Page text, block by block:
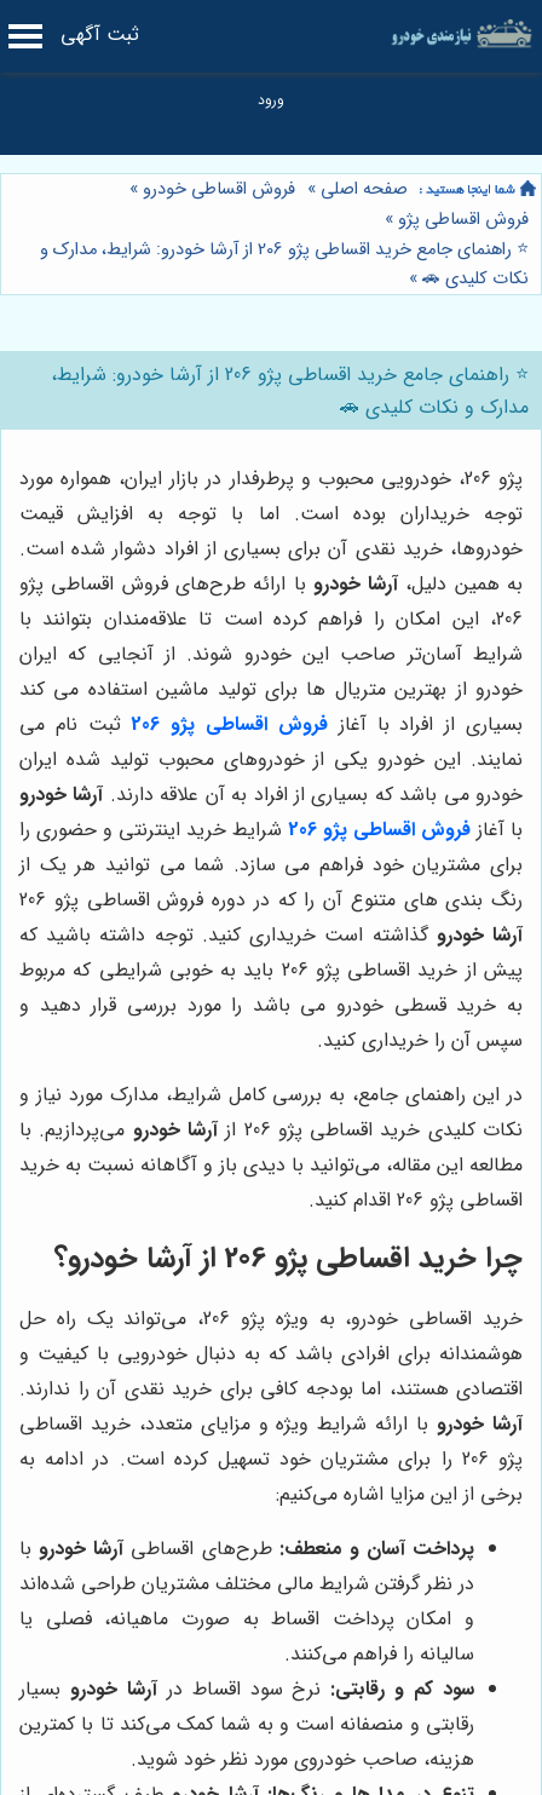
ثبت آگهی
صفحه اصلی » فروش اقساطی خودرو »
فروش اقساطی پژو »
⭐️ راهنمای جامع خرید اقساطی پژو 206 از آرشا خودرو: شرایط، مدارک و
نکات کلیدی 🚗»
⭐️ راهنمای جامع خرید اقساطی پژو 206 از آرشا خودرو: شرایط،
مدارک و نکات کلیدی 🚗
پژو 206، خودرویی محبوب و پرطرفدار در بازار ایران، همواره مورد
توجه خریداران بوده است. اما با توجه به افزایش قیمت
خودروها، خرید نقدی آن برای بسیاری از افراد دشوار شده است.
به همین دلیل،آرشا خودرو با ارائه طرح‌های فروش اقساطی پژو
206، این امکان را فراهم کرده است تا علاقه‌مندان بتوانند با
شرایط آسان‌تر صاحب این خودرو شوند. از آنجایی که ایران
خودرو از بهترین متریال ها برای تولید ماشین استفاده می کند
بسیاری از افراد با آغازفروش اقساطی پژو 206
ثبت نام می
نمایند. این خودرو یکی از خودروهای محبوب تولید شده ایران
خودرو می باشد که بسیاری از افراد به آن علاقه دارند.آرشا خودرو
با آغاز فروش اقساطی پژو 206
شرایط خرید اینترنتی و حضوری را
برای مشتریان خود فراهم می سازد. شما می توانید هر یک از
رنگ بندی های متنوع آن را که در دوره فروش اقساطی پژو 206
آرشا خودرو گذاشته است خریداری کنید. توجه داشته باشید که
پیش از خرید اقساطی پژو 206 باید به خوبی شرایطی که مربوط
به خرید قسطی خودرو می باشد را مورد بررسی قرار دهید و
سپس آن را خریداری کنید.
در این راهنمای جامع، به بررسی کامل شرایط، مدارک مورد نیاز و
نکات کلیدی خرید اقساطی پژو 206 از
آرشا خودرو می‌پردازیم. با
مطالعه این مقاله، می‌توانید با دیدی باز و آگاهانه نسبت به خرید
اقساطی پژو 206 اقدام کنید.
چرا خرید اقساطی پژو 206 از آرشا خودرو؟
خرید اقساطی خودرو، به ویژه پژو 206، می‌تواند یک راه حل
هوشمندانه برای افرادی باشد که به دنبال خودرویی با کیفیت و
اقتصادی هستند، اما بودجه کافی برای خرید نقدی آن را ندارند.
آرشا خودرو با ارائه شرایط ویژه و مزایای متعدد، خرید اقساطی
پژو 206 را برای مشتریان خود تسهیل کرده است. در ادامه به
برخی از این مزایا اشاره می‌کنیم:
پرداخت آسان و منعطف: طرح‌های اقساطیآرشا خودرو با
در نظر گرفتن شرایط مالی مختلف مشتریان طراحی شده‌اند
و امکان پرداخت اقساط به صورت ماهیانه، فصلی یا
سالیانه را فراهم می‌کنند.
سود کم و رقابتی: نرخ سود اقساط درآرشا خودرو بسیار
رقابتی و منصفانه است و به شما کمک می‌کند تا با کمترین
هزینه، صاحب خودروی مورد نظر خود شوید.